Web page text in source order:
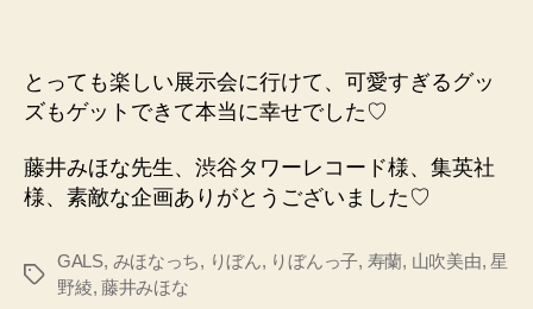
とっても楽しい展示会に行けて、可愛すぎるグッ
ズもゲットできて本当に幸せでした♡
藤井みほな先生、渋谷タワーレコード様、集英社
様、素敵な企画ありがとうございました♡
タ
GALS, みほなっち, りぼん, りぼんっ子, 寿蘭, 山吹美由,星
野綾, 藤井みほな